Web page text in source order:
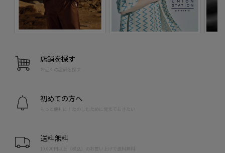
店舗を探す
お近くの店舗を探す
初めての方へ
もっと便利に！たのしむために覚えておきたい
送料無料
10,000円以上（税込）のお買い上げで送料無料